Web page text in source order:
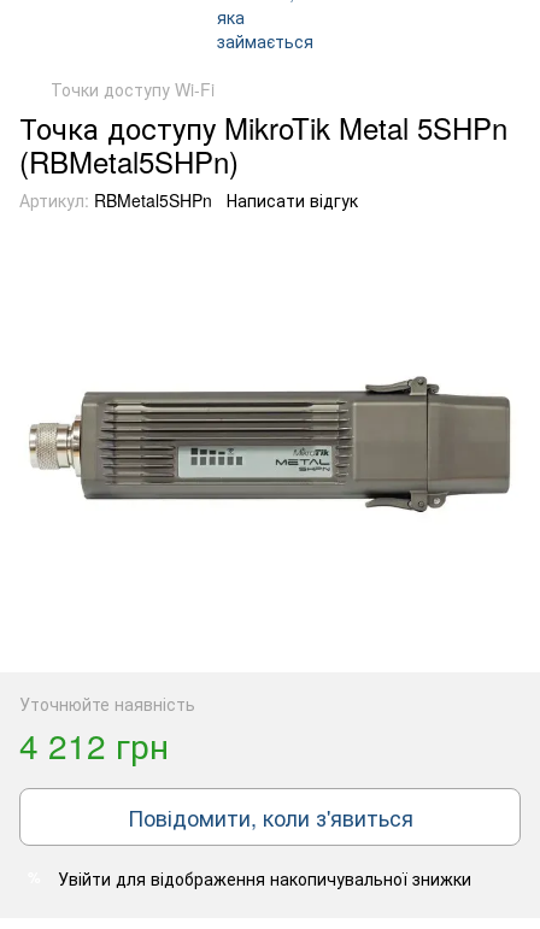
Точки доступу Wi-Fi
Точка доступу MikroTik Metal 5SHPn
(RBMetal5SHPn)
Артикул: RBMetal5SHPn Написати відгук
Уточнюйте наявність
4 212 грн
Повідомити, коли з'явиться
Увійти для відображення накопичувальної знижки